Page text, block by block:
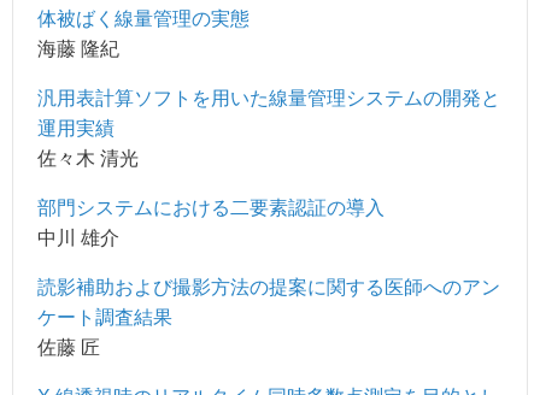
体被ばく線量管理の実態
海藤 隆紀
汎用表計算ソフトを用いた線量管理システムの開発と
運用実績
佐々木 清光
部門システムにおける二要素認証の導入
中川 雄介
読影補助および撮影方法の提案に関する医師へのアン
ケート調査結果
佐藤 匠